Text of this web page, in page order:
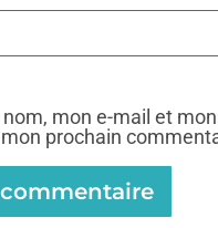
mon e-mail et
prochain